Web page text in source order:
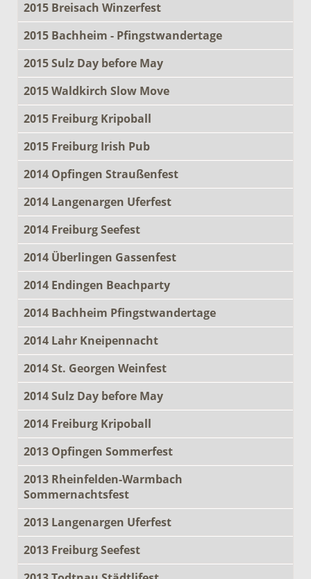
2015 Breisach Winzerfest
2015 Bachheim - Pfingstwandertage
2015 Sulz Day before May
2015 Waldkirch Slow Move
2015 Freiburg Kripoball
2015 Freiburg Irish Pub
2014 Opfingen Straußenfest
2014 Langenargen Uferfest
2014 Freiburg Seefest
2014 Überlingen Gassenfest
2014 Endingen Beachparty
2014 Bachheim Pfingstwandertage
2014 Lahr Kneipennacht
2014 St. Georgen Weinfest
2014 Sulz Day before May
2014 Freiburg Kripoball
2013 Opfingen Sommerfest
2013 Rheinfelden-Warmbach
Sommernachtsfest
2013 Langenargen Uferfest
2013 Freiburg Seefest